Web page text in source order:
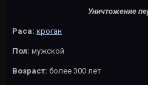
Уничтожение
Раса: кроган
Пол: мужской
Возраст: более 300 лет